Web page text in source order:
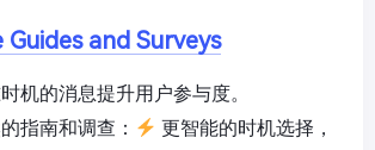
and Surveys
机的消息提升用户参与度。
指南和调查：
更智能的时机选择，